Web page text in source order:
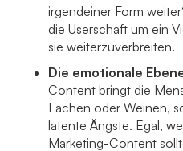
irgendeiner Form
die Userschaft um ein
sie weiterzuverbreiten.
Die emotionale
Content bringt die
Lachen oder Weinen,
latente Ängste. Egal,
Marketing-Content